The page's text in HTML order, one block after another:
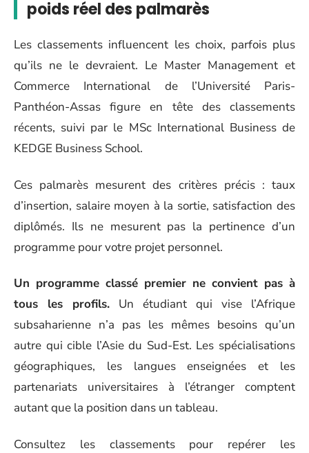
poids réel des palmarès
Les classements influencent les choix, parfois plus
qu’ils ne le devraient. Le Master Management et
Commerce International de l’Université Paris-
Panthéon-Assas figure en tête des classements
récents, suivi par le MSc International Business de
KEDGE Business School.
Ces palmarès mesurent des critères précis : taux
d’insertion, salaire moyen à la sortie, satisfaction des
diplômés. Ils ne mesurent pas la pertinence d’un
programme pour votre projet personnel.
Un programme classé premier ne convient pas à
tous les profils. Un étudiant qui vise l’Afrique
subsaharienne n’a pas les mêmes besoins qu’un
autre qui cible l’Asie du Sud-Est. Les spécialisations
géographiques, les langues enseignées et les
partenariats universitaires à l’étranger comptent
autant que la position dans un tableau.
Consultez les classements pour repérer les